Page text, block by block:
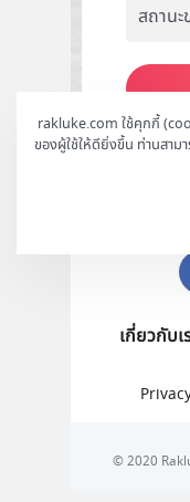
rakluke.com ใช้คุกกี้
ของผู้ใช้ให้ดียิ่งขึ้น ท่านสาม
เกี่ยวกับเ
© 2020